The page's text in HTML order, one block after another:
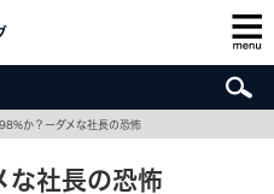
か？ーダメな社長の恐怖
社長の恐怖